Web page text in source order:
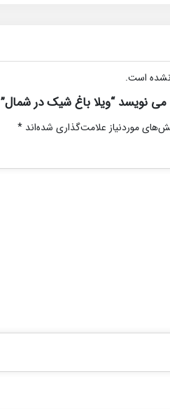
است.
نویسد “ویلا باغ شیک در شمال”
موردنیاز علامت‌گذاری شده‌اند *